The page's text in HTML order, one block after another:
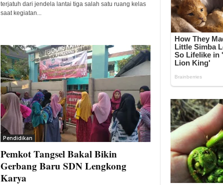
terjatuh dari jendela lantai tiga salah satu ruang kelas
saat kegiatan...
Pendidikan
Pemkot Tangsel Bakal Bikin
Gerbang Baru SDN Lengkong
Karya